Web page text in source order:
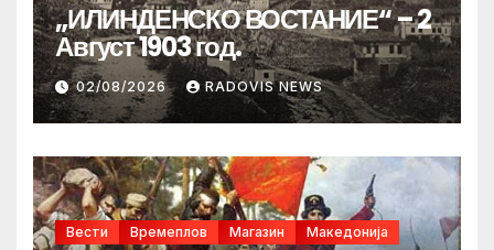
„ИЛИНДЕНСКО ВОСТАНИЕ“ – 2
Август 1903 год.
02/08/2026 RADOVIS NEWS
Вести Времеплов Магазин Македонија